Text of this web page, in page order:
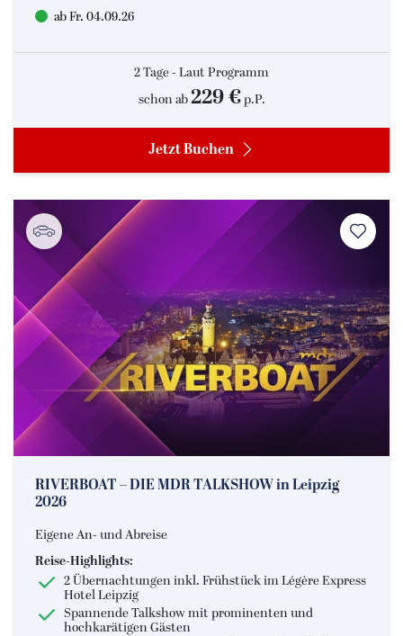
ab Fr. 04.09.26
2 Tage - Laut Programm
schon ab 229 €p.P.
Jetzt Buchen
RIVERBOAT – DIE MDR TALKSHOW in Leipzig
2026
Eigene An- und Abreise
Reise-Highlights:
2 Übernachtungen inkl. Frühstück im Légère Express
Hotel Leipzig
Spannende Talkshow mit prominenten und
hochkarätigen Gästen